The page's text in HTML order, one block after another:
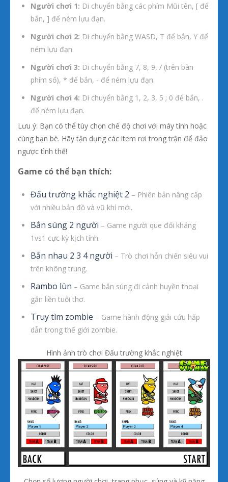
Người chơi 1: Di chuyển bằng các phím Mũi tên, [ để
bắn, ] để ném lựu đạn.
Người chơi 2: Di chuyển bằng WASD, T để bắn, Y để
ném lựu đạn.
Người chơi 3: Di chuyển bằng 7, 8, 9, / (trên bàn
phím số), * để bắn, - để ném lựu đạn.
Người chơi 4: Di chuyển bằng 1, 2, 3, 5 ; 0 để bắn, .
để ném lựu đạn.
Lưu ý: Bạn có thể tùy chọn chế độ chơi với máy tính hoặc
cùng bạn bè. Hãy tận dụng các item rơi trong trận để đảo
ngược tình thế!
Game có thể bạn thích:
Đấu trường khắc nghiệt 2 – Phiên bản nâng cấp
với nhiều bản đồ và vũ khí mới.
Bắn súng 2 người – Game người que đối kháng
1vs1 cực kỳ kịch tính.
Bắn nhau 2 3 4 người – Trò chơi hỗn chiến siêu vui
trên không trung.
Rambo lùn – Game bắn súng đi cảnh huyền thoại
gắn liền tuổi thơ.
Truy tìm zombie – Game hành động giải cứu hấp
dẫn trong thế giới zombie.
Hình ảnh trò chơi Đấu trường khắc nghiệt